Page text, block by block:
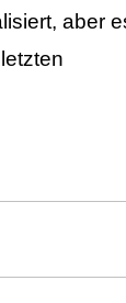
aber